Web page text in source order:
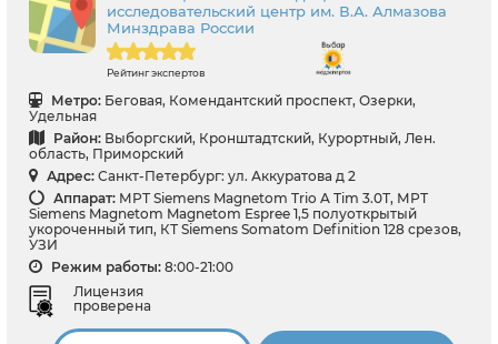
исследовательский центр им. В.А. Алмазова
Минздрава России
Рейтинг экспертов
Метро: Беговая, Комендантский проспект, Озерки,
Удельная
Район: Выборгский, Кронштадтский, Курортный, Лен.
область, Приморский
Адрес: Санкт-Петербург: ул. Аккуратова д 2
Аппарат: МРТ Siemens Magnetom Trio A Tim 3.0Т, МРТ
Siemens Magnetom Magnetom Espree 1,5 полуоткрытый
укороченный тип, КТ Siemens Somatom Definition 128 срезов,
УЗИ
Режим работы: 8:00-21:00
Лицензия
проверена